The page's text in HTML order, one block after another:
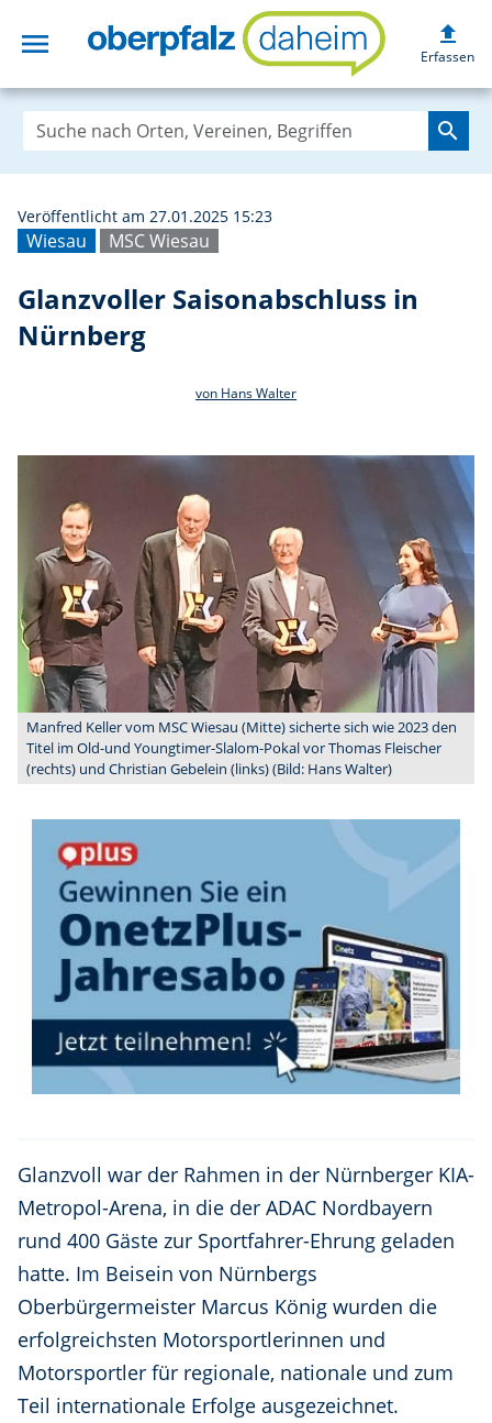
menu Glanzvoller
upload
Erfassen
search
Wiesau MSC Wiesau
Veröffentlicht am 27.01.2025 15:23
Glanzvoller Saisonabschluss in
Nürnberg
von Hans Walter
Manfred Keller vom MSC Wiesau (Mitte) sicherte sich wie 2023 den
Titel im Old-und Youngtimer-Slalom-Pokal vor Thomas Fleischer
(rechts) und Christian Gebelein (links) (Bild: Hans Walter)
Glanzvoll war der Rahmen in der Nürnberger KIA-
Metropol-Arena, in die der ADAC Nordbayern
rund 400 Gäste zur Sportfahrer-Ehrung geladen
hatte. Im Beisein von Nürnbergs
Oberbürgermeister Marcus König wurden die
erfolgreichsten Motorsportlerinnen und
Motorsportler für regionale, nationale und zum
Teil internationale Erfolge ausgezeichnet.